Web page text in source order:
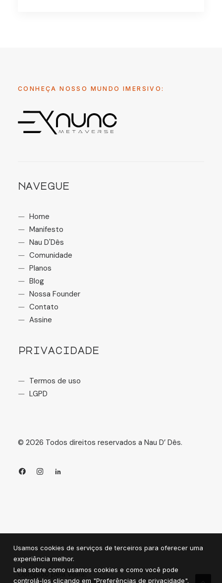
CONHEÇA NOSSO MUNDO IMERSIVO:
navegue
Home
Manifesto
Nau D'Dês
Comunidade
Planos
Blog
Nossa Founder
Contato
Assine
privacidade
Termos de uso
LGPD
© 2026 Todos direitos reservados a Nau D’ Dês.
Obrigado pela visita!
Usamos cookies de serviços de terceiros para oferecer uma
experiência melhor.
Leia sobre como usamos cookies e como você pode
controlá-los clicando em "Preferências de privacidade".